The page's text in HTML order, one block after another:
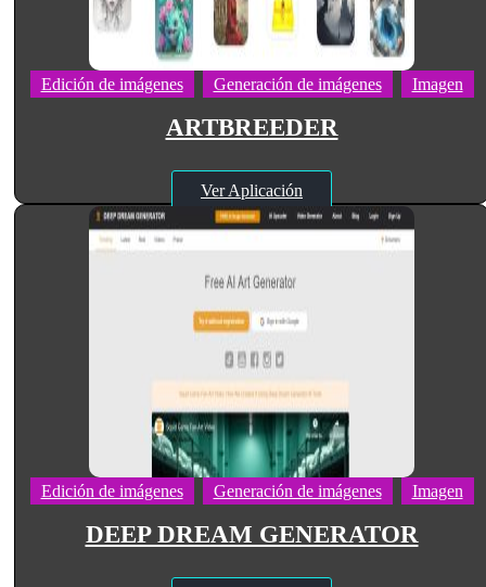
Edición de imágenes Generación de imágenes Imagen
ARTBREEDER
Ver Aplicación
Edición de imágenes Generación de imágenes Imagen
DEEP DREAM GENERATOR